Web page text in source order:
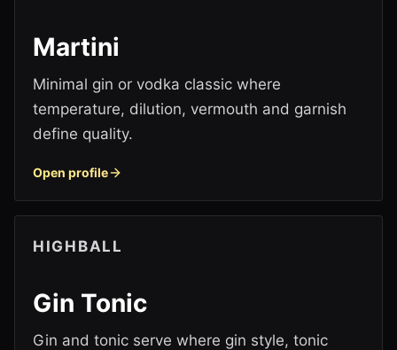
Martini
Minimal gin or vodka classic where
temperature, dilution, vermouth and garnish
define quality.
Open profile
HIGHBALL
Gin Tonic
Gin and tonic serve where gin style, tonic